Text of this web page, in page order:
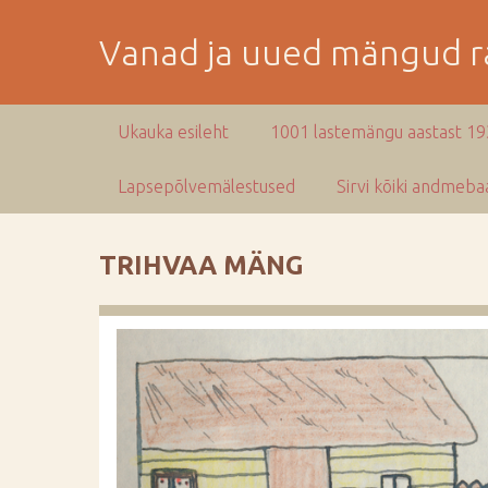
Vanad ja uued mängud
Ukauka esileht 1001 lastemängu aastast
Lapsepõlvemälestused Sirvi kõiki
TRIHVAA MÄNG